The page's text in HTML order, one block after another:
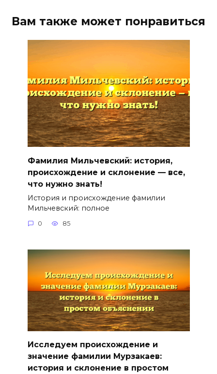
Вам также может понравиться
Фамилия Мильчевский: история,
происхождение и склонение — все,
что нужно знать!
История и происхождение фамилии
Мильчевский: полное
0 85
Исследуем происхождение и
значение фамилии Мурзакаев:
история и склонение в простом